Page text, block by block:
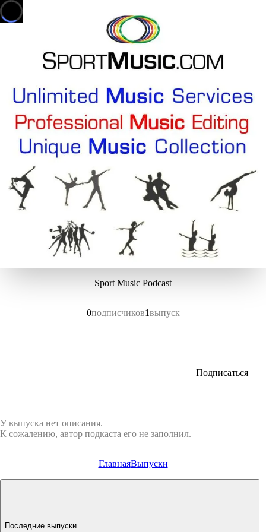
Sport Music Podcast
0подписчиков1выпуск
Подписаться
У выпуска нет описания.
К сожалению, автор подкаста его не заполнил.
ГлавнаяВыпуски
Последние выпуски